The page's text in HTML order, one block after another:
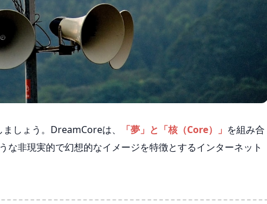
しょう。DreamCoreは、 「夢」と「核（Core）」 を組み合
な非現実的で幻想的なイメージを特徴とするインターネット